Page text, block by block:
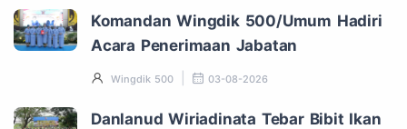
Komandan Wingdik 500/Umum Hadiri
Acara Penerimaan Jabatan
Wingdik 500 03-08-2026
Danlanud Wiriadinata Tebar Bibit Ikan